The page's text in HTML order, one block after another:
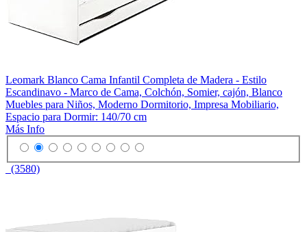
Leomark Blanco Cama Infantil Completa de Madera - Estilo
Escandinavo - Marco de Cama, Colchón, Somier, cajón, Blanco
Muebles para Niños, Moderno Dormitorio, Impresa Mobiliario,
Espacio para Dormir: 140/70 cm
Más Info
(3580)